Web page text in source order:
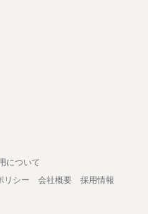
について
リシー 会社概要
採用情報